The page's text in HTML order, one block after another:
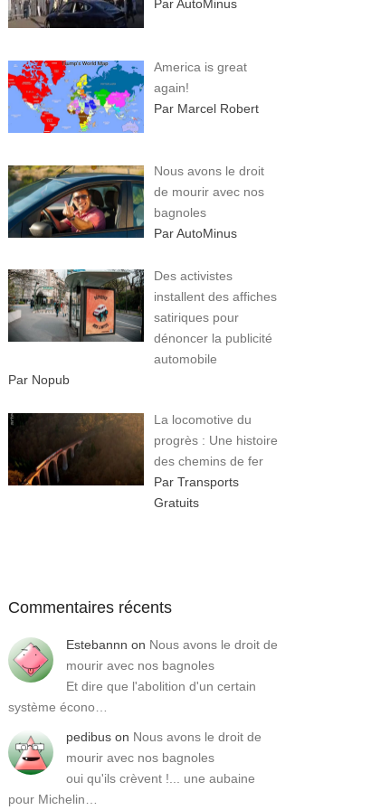
Par AutoMinus
America is great
again!
Par Marcel Robert
Nous avons le droit
de mourir avec nos
bagnoles
Par AutoMinus
Des activistes
installent des affiches
satiriques pour
dénoncer la publicité
automobile
Par Nopub
La locomotive du
progrès : Une histoire
des chemins de fer
Par Transports
Gratuits
Commentaires récents
Estebannn on Nous avons le droit de
mourir avec nos bagnoles
Et dire que l'abolition d'un certain
système écono…
pedibus on Nous avons le droit de
mourir avec nos bagnoles
oui qu'ils crèvent !... une aubaine
pour Michelin…